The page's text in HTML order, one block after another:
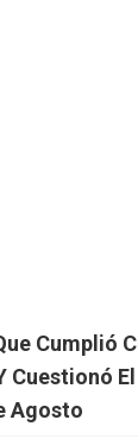
Cumplió
Cuestionó
Agosto